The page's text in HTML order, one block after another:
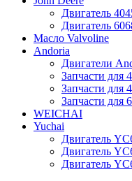
Двигатель
Двигатель
Масло Valvoline
Andoria
Двигатели
Запчасти для
Запчасти для
Запчасти для
WEICHAI
Yuchai
Двигатель
Двигатель
Двигатель